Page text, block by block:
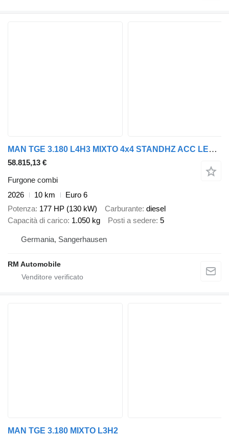
MAN TGE 3.180 L4H3 MIXTO 4x4 STANDHZ ACC LENKRADHZ
58.815,13 €
Furgone combi
2026
10 km
Euro 6
Potenza 177 HP (130 kW) Carburante diesel
Capacità di carico 1.050 kg Posti a sedere 5
Germania, Sangerhausen
RM Automobile
MAN TGE 3.180 MIXTO L3H2